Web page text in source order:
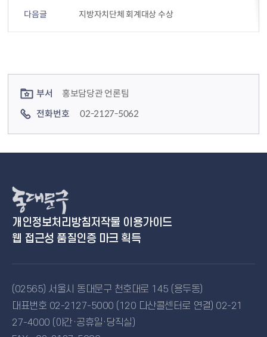
다음글 지방자치단체 회계대상 수상
부서
홍보담당관 언론팀
전화번호
02-2127-5062
개인정보처리방침저작물 이용가이드
웹 접근성 품질인증 마크 획득
(02565) 서울시 동대문구 천호대로 145 (용두동)
대표번호 02-2127-5000 (120 다산콜센터로 연결) 02-21
27-4000 (야간·공휴일·당직실)